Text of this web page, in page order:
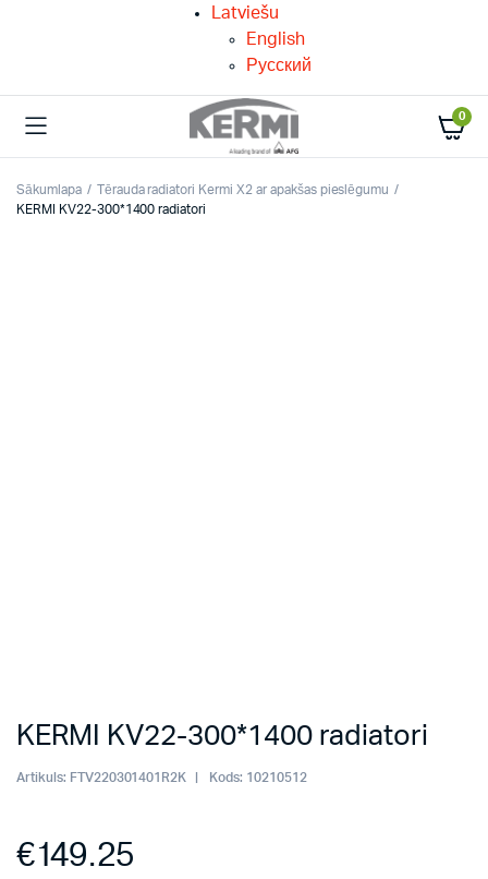
Latviešu
English
Русский
0
Sākumlapa
Tērauda radiatori Kermi X2 ar apakšas pieslēgumu
KERMI KV22-300*1400 radiatori
KERMI KV22-300*1400 radiatori
Artikuls: FTV220301401R2K Kods: 10210512
€149.25